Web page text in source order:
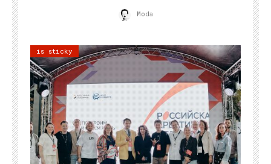
Moda
is sticky